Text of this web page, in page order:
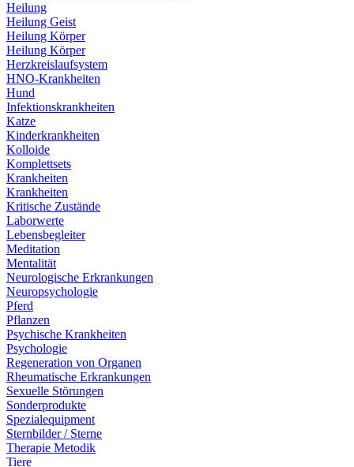
Heilung
Heilung Geist
Heilung Körper
Heilung Körper
Herzkreislaufsystem
HNO-Krankheiten
Hund
Infektionskrankheiten
Katze
Kinderkrankheiten
Kolloide
Komplettsets
Krankheiten
Krankheiten
Kritische Zustände
Laborwerte
Lebensbegleiter
Meditation
Mentalität
Neurologische Erkrankungen
Neuropsychologie
Pferd
Pflanzen
Psychische Krankheiten
Psychologie
Regeneration von Organen
Rheumatische Erkrankungen
Sexuelle Störungen
Sonderprodukte
Spezialequipment
Sternbilder / Sterne
Therapie Metodik
Tiere